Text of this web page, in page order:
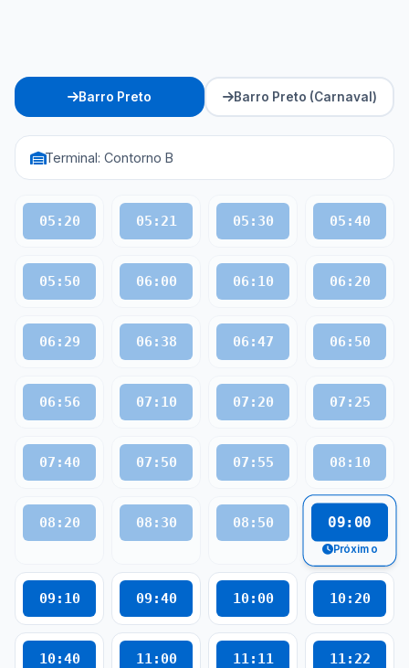
Barro Preto Barro Preto (Carnaval)
Terminal: Contorno B
05:20 05:21 05:30 05:40
05:50 06:00 06:10 06:20
06:29 06:38 06:47 06:50
06:56 07:10 07:20 07:25
07:40 07:50 07:55 08:10
08:20 08:30 08:50 09:00
Próximo
09:10 09:40 10:00 10:20
10:40 11:00 11:11 11:22